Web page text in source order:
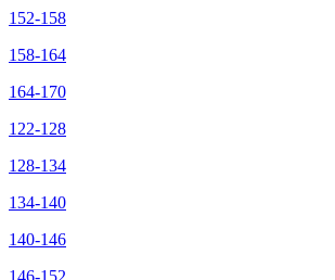
152-158
158-164
164-170
122-128
128-134
134-140
140-146
146-152